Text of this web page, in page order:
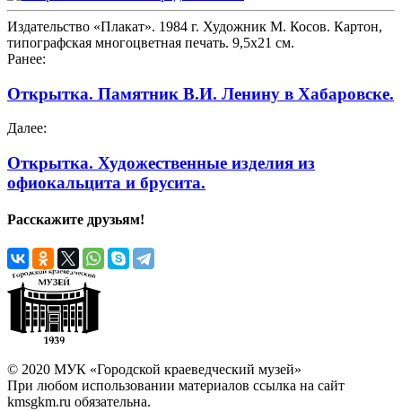
Издательство «Плакат». 1984 г. Художник М. Косов. Картон,
типографская многоцветная печать. 9,5х21 см.
Ранее:
Открытка. Памятник В.И. Ленину в Хабаровске.
Далее:
Открытка. Художественные изделия из
офиокальцита и брусита.
Расскажите друзьям!
© 2020 МУК «Городской краеведческий музей»
При любом использовании материалов ссылка на сайт
kmsgkm.ru обязательна.